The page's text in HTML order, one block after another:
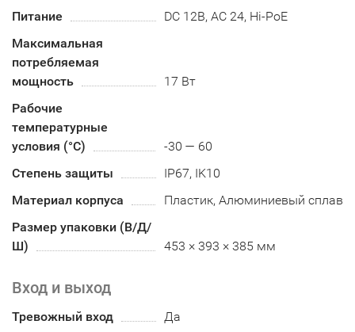
Питание
DC 12В, AC 24, Hi-PoE
Максимальная
потребляемая
мощность
17 Вт
Рабочие
температурные
условия (°С)
-30 — 60
Степень защиты
IP67, IK10
Материал корпуса
Пластик, Алюминиевый сплав
Размер упаковки (В/Д/
Ш)
453 × 393 × 385 мм
Вход и выход
Тревожный вход
Да